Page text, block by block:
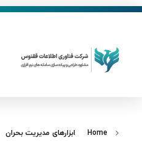
Home ابزارهای مدیریت بحران